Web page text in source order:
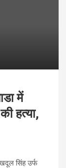
में
हत्या,
सिंह उर्फ